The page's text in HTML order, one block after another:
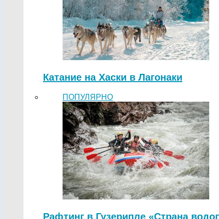
Катание на Хаски в Лагонаки
ПОПУЛЯРНО
Рафтинг в Гузерипле «Страна